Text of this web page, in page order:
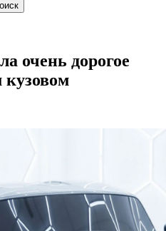
очень дорогое